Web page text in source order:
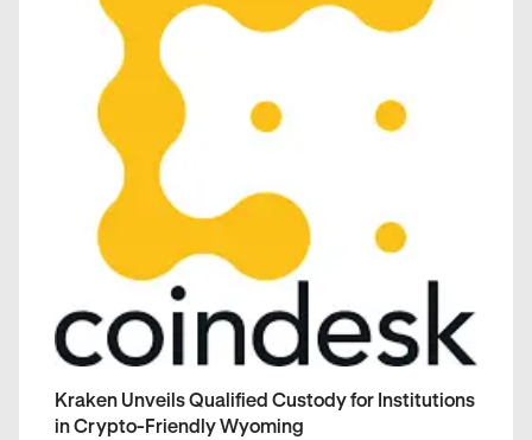
Kraken Unveils Qualified Custody for Institutions
in Crypto-Friendly Wyoming